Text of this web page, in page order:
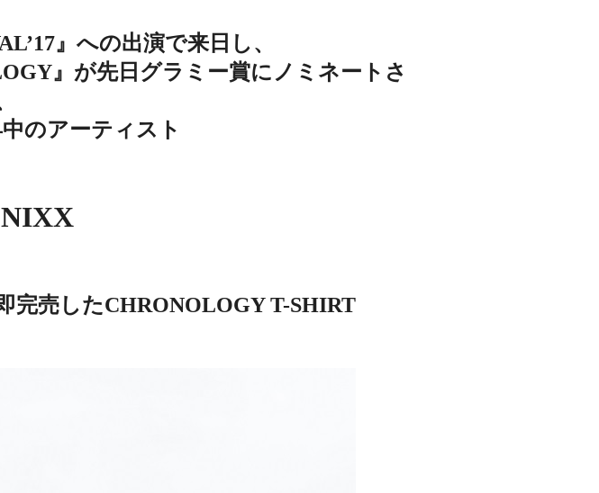
』への出演で来日し、
』が先日グラミー賞にノミネートさ
のアーティスト
完売したCHRONOLOGY T-SHIRT